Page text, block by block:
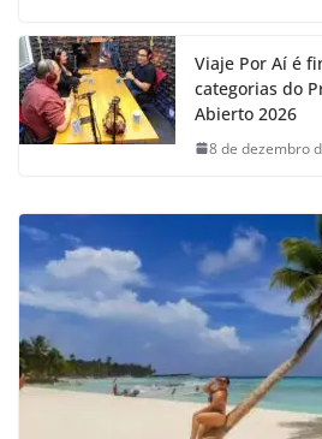
Viaje Por Aí é
categorias do
Abierto 2026
8 de dezembro